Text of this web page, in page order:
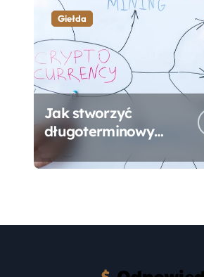
Giełda
Jak stworzyć
długoterminowy
10-20 lat?